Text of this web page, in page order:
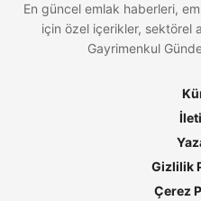
En güncel emlak haberleri,
için özel içerikler, sektörel
Gayrimenkul
Gizlilik
Çerez